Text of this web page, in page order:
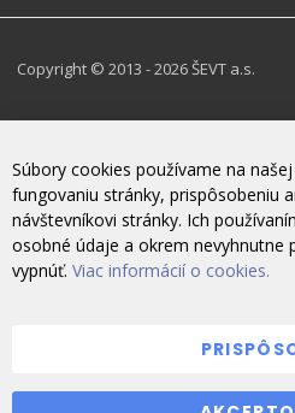
Copyright © 2013 - 2026 ŠEVT a.s.
Súbory cookies používame na
fungovaniu stránky, prispôsobeniu
návštevníkovi stránky. Ich
osobné údaje a okrem nevyhnutne
vypnúť. Viac informácií o cookies.